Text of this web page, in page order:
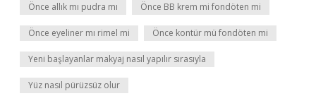
Önce allık mı pudra mı Önce BB krem mi fondöten mi
Önce eyeliner mı rimel mi Önce kontür mü fondöten mi
Yeni başlayanlar makyaj nasıl yapılır sırasıyla
Yüz nasıl pürüzsüz olur